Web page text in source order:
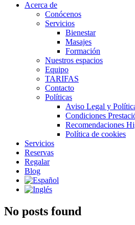
Acerca de
Conócenos
Servicios
Bienestar
Masajes
Formación
Nuestros espacios
Equipo
TARIFAS
Contacto
Políticas
Aviso Legal y
Condiciones
Recomendaciones
Política de cookies
Servicios
Reservas
Regalar
Blog
No posts found